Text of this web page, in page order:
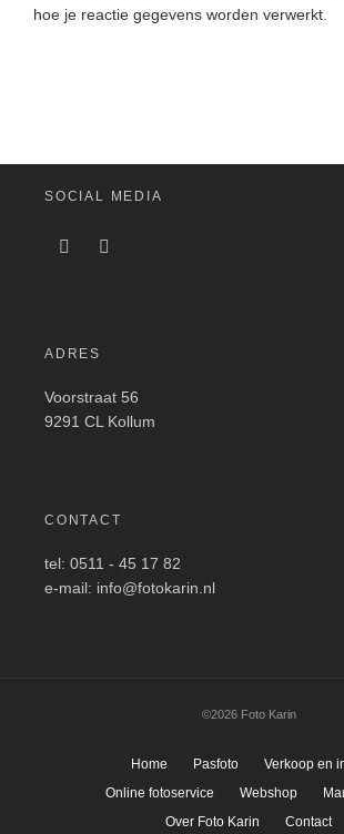
hoe je reactie gegevens worden verwerkt
SOCIAL MEDIA
ADRES
Voorstraat 56
9291 CL Kollum
CONTACT
tel: 0511 - 45 17 82
e-mail: info@fotokarin.nl
©2026 Foto Karin
Home Pasfoto
Verkoop en
Online fotoservice
Webshop
Over Foto Karin
Contact